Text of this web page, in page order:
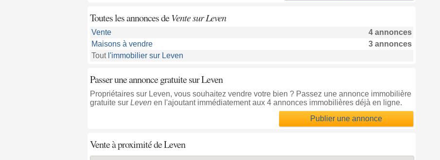
Toutes les annonces deVente sur Leven
Vente
4 annonces
Maisons à vendre
3 annonces
Tout l'immobilier sur Leven
Passer une annonce gratuite sur Leven
Propriétaires sur Leven, vous souhaitez vendre votre bien ? Passez une annonce immobilière
gratuite sur Leven en l'ajoutant immédiatement aux 4 annonces immobilières déjà en ligne.
Publier une annonce
Vente à proximitéde Leven